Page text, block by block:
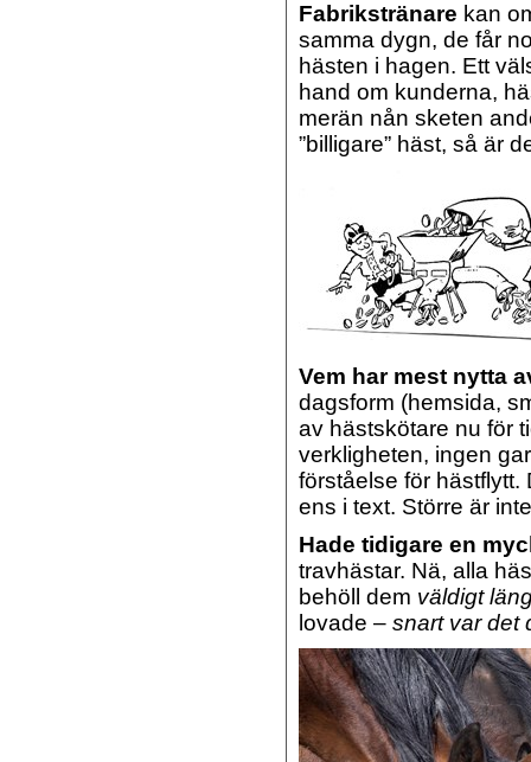
Fabrikstränare kan
samma dygn, de får
hästen i hagen. Ett
hand om kunderna,
merän nån sketen
”billigare” häst, så är
Vem har mest nytta
dagsform (hemsida,
av hästskötare nu för
verkligheten, ingen
förståelse för hästflytt.
ens i text. Större är
Hade tidigare en
travhästar. Nä, alla
behöll dem väldigt
lovade – snart var det